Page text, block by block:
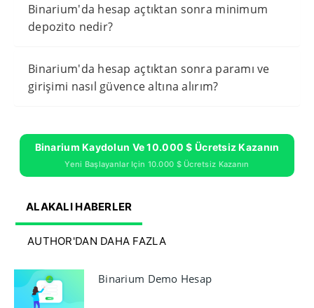
Binarium'da hesap açtıktan sonra minimum
depozito nedir?
Binarium'da hesap açtıktan sonra paramı ve
girişimi nasıl güvence altına alırım?
Binarium Kaydolun Ve 10.000 $ Ücretsiz Kazanın
Yeni Başlayanlar Için 10.000 $ Ücretsiz Kazanın
ALAKALI HABERLER
AUTHOR'DAN DAHA FAZLA
Binarium Demo Hesap